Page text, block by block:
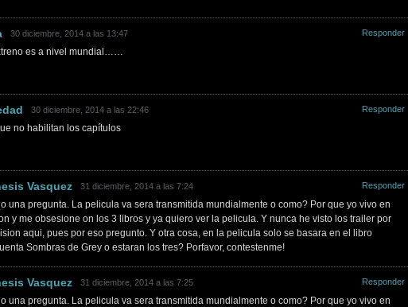
30 diciembre, 2014 a las 13:47
es a nivel mundial……
Responder
30 diciembre, 2014 a las 22:46
no habilitan los capítulos
Responder
Vasquez 31 diciembre, 2014 a las 7:24
una pregunta. La pelicula va sera transmitida mundialmente o como? Por que yo vivo en
y me obsesione on los 3 libros y ya quiero ver la pelicula. Y nunca he visto los trailer por
aqui, pues por eso pregunto. Y otra cosa, en la pelicula solo se basara en el libro
Sombras de Grey o estaran los tres? Porfavor, contestenme!
Responder
Vasquez 31 diciembre, 2014 a las 7:25
una pregunta. La pelicula va sera transmitida mundialmente o como? Por que yo vivo en
Responder